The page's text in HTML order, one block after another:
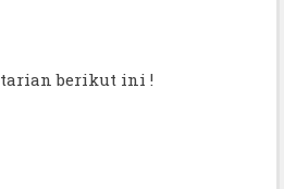
berikut ini !